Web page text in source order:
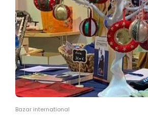
Bazar international